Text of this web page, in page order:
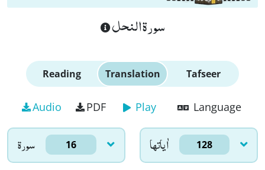
سورة النحل
Reading Translation Tafseer
Audio PDF Play Language
سورۃ 16 اٰياتها 128